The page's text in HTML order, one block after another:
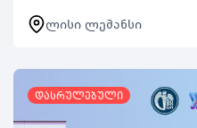
წარიმართება და
მისცემს
არამხოლოდ
ლისი ლემანსი
დასრულებული